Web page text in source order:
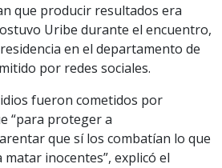
que producir resultados era
Uribe durante el encuentro,
en el departamento de
por redes sociales.
fueron cometidos por
“para proteger a
que sí los combatían lo que
inocentes”, explicó el